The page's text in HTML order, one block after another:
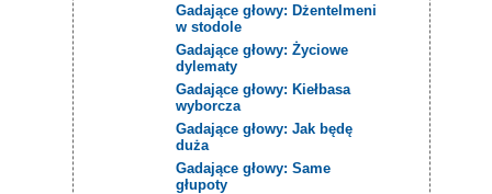
Gadające głowy: Dżentelmeni
w stodole
Gadające głowy: Życiowe
dylematy
Gadające głowy: Kiełbasa
wyborcza
Gadające głowy: Jak będę
duża
Gadające głowy: Same
głupoty